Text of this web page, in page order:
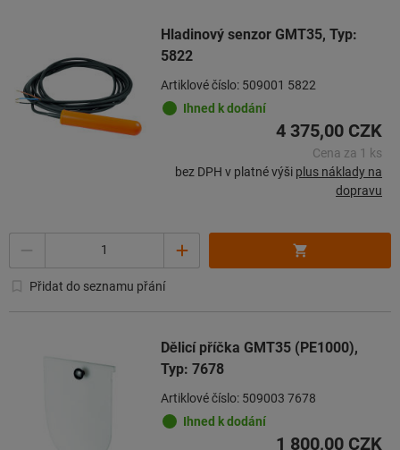
Hladinový senzor GMT35, Typ:
5822
Artiklové číslo: 509001 5822
Ihned k dodání
4 375,00 CZK
Cena za 1 ks
bez DPH v platné výši plus náklady na
dopravu
Přidat do seznamu přání
Dělicí příčka GMT35 (PE1000),
Typ: 7678
Artiklové číslo: 509003 7678
Ihned k dodání
1 800,00 CZK